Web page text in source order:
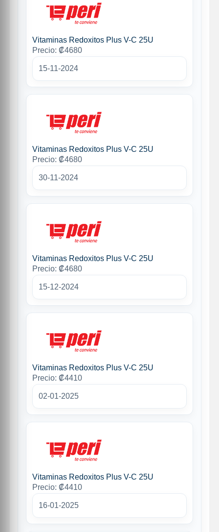
Vitaminas Redoxitos Plus V-C 25U
Precio: ₡4680
15-11-2024
Vitaminas Redoxitos Plus V-C 25U
Precio: ₡4680
30-11-2024
Vitaminas Redoxitos Plus V-C 25U
Precio: ₡4680
15-12-2024
Vitaminas Redoxitos Plus V-C 25U
Precio: ₡4410
02-01-2025
Vitaminas Redoxitos Plus V-C 25U
Precio: ₡4410
16-01-2025